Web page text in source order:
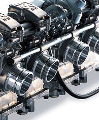
閉じる